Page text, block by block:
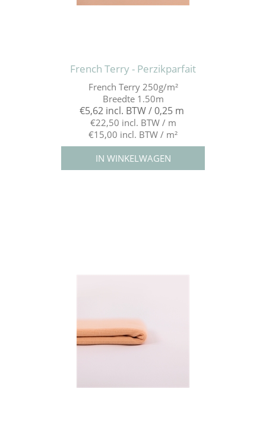
French Terry - Perzikparfait
French Terry 250g/m²
Breedte 1.50m
€5,62 incl. BTW / 0,25 m
€22,50 incl. BTW / m
€15,00 incl. BTW / m²